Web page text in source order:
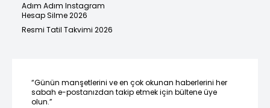
Adım Adım Instagram
Hesap Silme 2026
Resmi Tatil Takvimi 2026
“Günün manşetlerini ve en çok okunan haberlerini her
sabah e-postanızdan takip etmek için bültene üye
olun.”